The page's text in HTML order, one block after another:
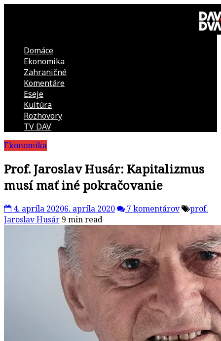
DAV
DVA
kultúrno-
politická
revue
Domáce
Ekonomika
Zahraničné
Komentáre
Eseje
Kultúra
Rozhovory
TV DAV
Ekonomika
Prof. Jaroslav Husár: Kapitalizmus
musí mať iné pokračovanie
4. apríla 20206. apríla 2020 7 komentárov
prof.
Jaroslav Husár 9 min read